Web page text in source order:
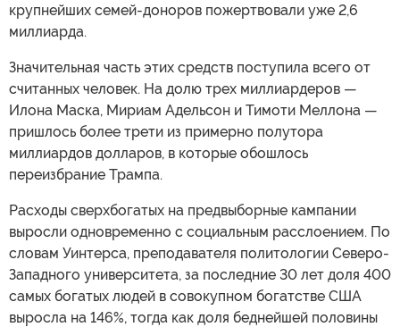
крупнейших семей-доноров пожертвовали уже 2,6
миллиарда.
Значительная часть этих средств поступила всего от
считанных человек. На долю трех миллиардеров —
Илона Маска, Мириам Адельсон и Тимоти Меллона —
пришлось более трети из примерно полутора
миллиардов долларов, в которые обошлось
переизбрание Трампа.
Расходы сверхбогатых на предвыборные кампании
выросли одновременно с социальным расслоением. По
словам Уинтерса, преподавателя политологии Северо-
Западного университета, за последние 30 лет доля 400
самых богатых людей в совокупном богатстве США
выросла на 146%, тогда как доля беднейшей половины